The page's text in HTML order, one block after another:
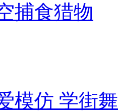
捕食猎物
模仿 学街